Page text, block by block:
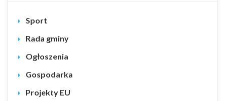
Sport
Rada gminy
Ogłoszenia
Gospodarka
Projekty EU